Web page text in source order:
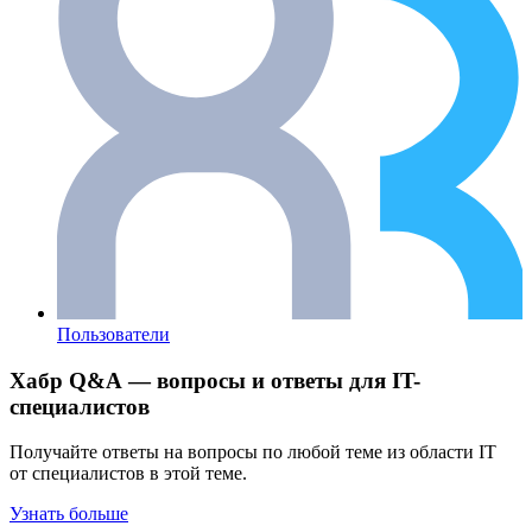
Пользователи
Хабр Q&A — вопросы и ответы для IT-
специалистов
Получайте ответы на вопросы по любой теме из области IT
от специалистов в этой теме.
Узнать больше